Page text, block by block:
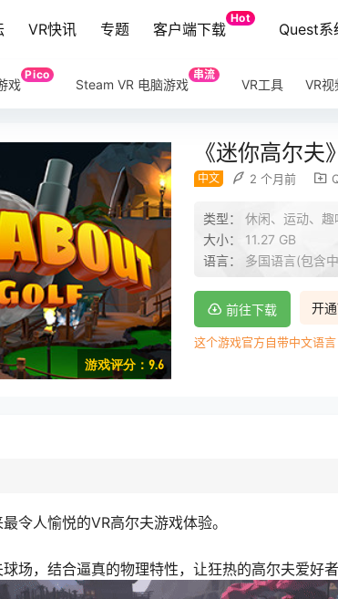
VR快讯 专题 客户端下载
Hot
Quest系
戏
Pico
Steam VR 电脑游戏
串流
VR工具 VR视
游戏评分：9.6
《迷你高尔
中文 2 个月前
类型： 休闲、运动、趣
大小： 11.27 GB
语言： 多国语言(包含
开
前往下载
这个游戏官方自带中文语言
令人愉悦的VR高尔夫游戏体验。
场，结合逼真的物理特性，让狂热的高尔夫爱好